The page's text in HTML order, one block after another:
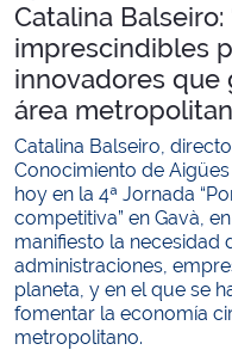
Catalina Balseiro:
imprescindibles
innovadores que
área
Catalina Balseiro,
Conocimiento de
hoy en la 4ª Jornada
competitiva” en Gavà,
manifiesto la necesidad
administraciones,
planeta, y en el que se
fomentar la economía
metropolitano.